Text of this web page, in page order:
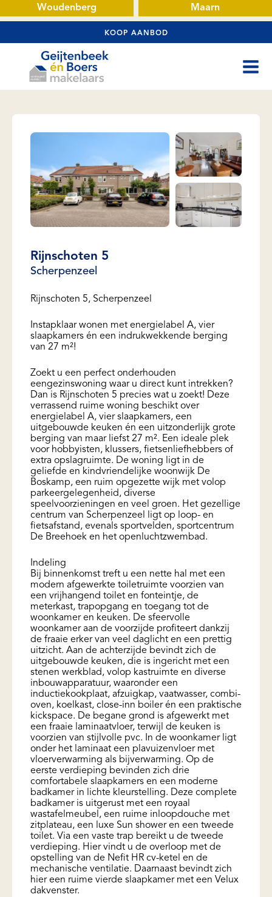
Woudenberg Maarn
KOOP AANBOD
Rijnschoten 5
Scherpenzeel
Rijnschoten 5, Scherpenzeel
Instapklaar wonen met energielabel A, vier
slaapkamers én een indrukwekkende berging
van 27 m²!
Zoekt u een perfect onderhouden
eengezinswoning waar u direct kunt intrekken?
Dan is Rijnschoten 5 precies wat u zoekt! Deze
verrassend ruime woning beschikt over
energielabel A, vier slaapkamers, een
uitgebouwde keuken én een uitzonderlijk grote
berging van maar liefst 27 m². Een ideale plek
voor hobbyisten, klussers, fietsenliefhebbers of
extra opslagruimte. De woning ligt in de
geliefde en kindvriendelijke woonwijk De
Boskamp, een ruim opgezette wijk met volop
parkeergelegenheid, diverse
speelvoorzieningen en veel groen. Het gezellige
centrum van Scherpenzeel ligt op loop- en
fietsafstand, evenals sportvelden, sportcentrum
De Breehoek en het openluchtzwembad.
Indeling
Bij binnenkomst treft u een nette hal met een
modern afgewerkte toiletruimte voorzien van
een vrijhangend toilet en fonteintje, de
meterkast, trapopgang en toegang tot de
woonkamer en keuken. De sfeervolle
woonkamer aan de voorzijde profiteert dankzij
de fraaie erker van veel daglicht en een prettig
uitzicht. Aan de achterzijde bevindt zich de
uitgebouwde keuken, die is ingericht met een
stenen werkblad, volop kastruimte en diverse
inbouwapparatuur, waaronder een
inductiekookplaat, afzuigkap, vaatwasser, combi-
oven, koelkast, close-inn boiler én een praktische
kickspace. De begane grond is afgewerkt met
een fraaie laminaatvloer, terwijl de keuken is
voorzien van stijlvolle pvc. In de woonkamer ligt
onder het laminaat een plavuizenvloer met
vloerverwarming als bijverwarming. Op de
eerste verdieping bevinden zich drie
comfortabele slaapkamers en een moderne
badkamer in lichte kleurstelling. Deze complete
badkamer is uitgerust met een royaal
wastafelmeubel, een ruime inloopdouche met
zitplateau, een luxe Sun shower en een tweede
toilet. Via een vaste trap bereikt u de tweede
verdieping. Hier vindt u de overloop met de
opstelling van de Nefit HR cv-ketel en de
mechanische ventilatie. Daarnaast bevindt zich
hier een ruime vierde slaapkamer met een Velux
dakvenster.